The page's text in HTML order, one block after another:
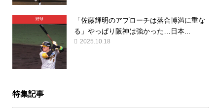
野球
「佐藤輝明のアプローチは落合博満に重な
る」やっぱり阪神は強かった…日本...
2025.10.18
特集記事